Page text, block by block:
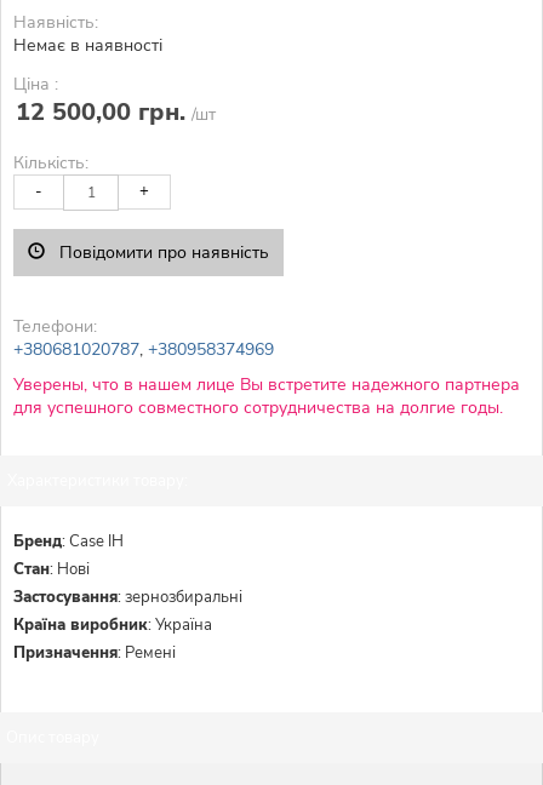
Наявність:
Немає в наявності
Ціна :
12 500,00 грн. /шт
Кількість:
- +
Повідомити про наявність
Телефони:
+380681020787, +380958374969
Уверены, что в нашем лице Вы встретите надежного партнера
для успешного совместного сотрудничества на долгие годы.
Бренд:Case IH
Стан: Нові
Застосування:зернозбиральні
Країна виробник:Україна
Призначення: Ремені